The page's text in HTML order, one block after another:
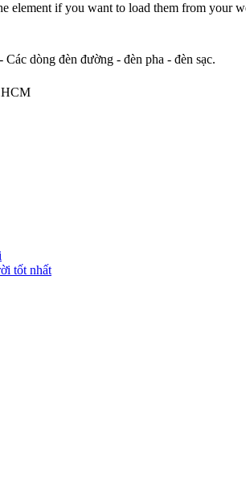
element if you want to load them from your
dòng đèn đường - đèn pha - đèn sạc.
tốt nhất